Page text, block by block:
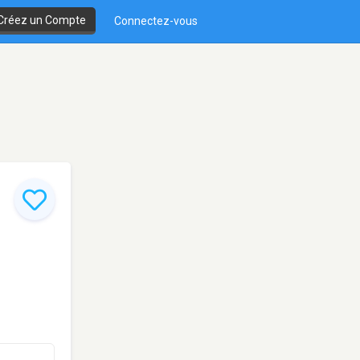
un Compte Connectez-vous